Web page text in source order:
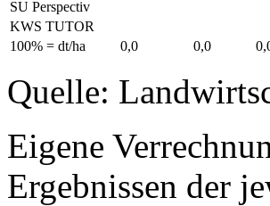
SU Perspectiv
KWS TUTOR
100% = dt/ha
0,0 0,0
Quelle:
Eigene
Ergebnissen der